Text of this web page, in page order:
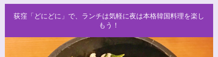
荻窪「どにどに」で、ランチは気軽に夜は本格韓国料理を楽し
もう！